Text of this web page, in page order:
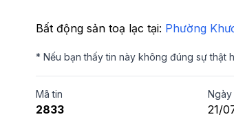
Bất động sản toạ lạc tại: Phường
* Nếu bạn thấy tin này không đúng sự thật
Mã tin
2833
Ngày
21/